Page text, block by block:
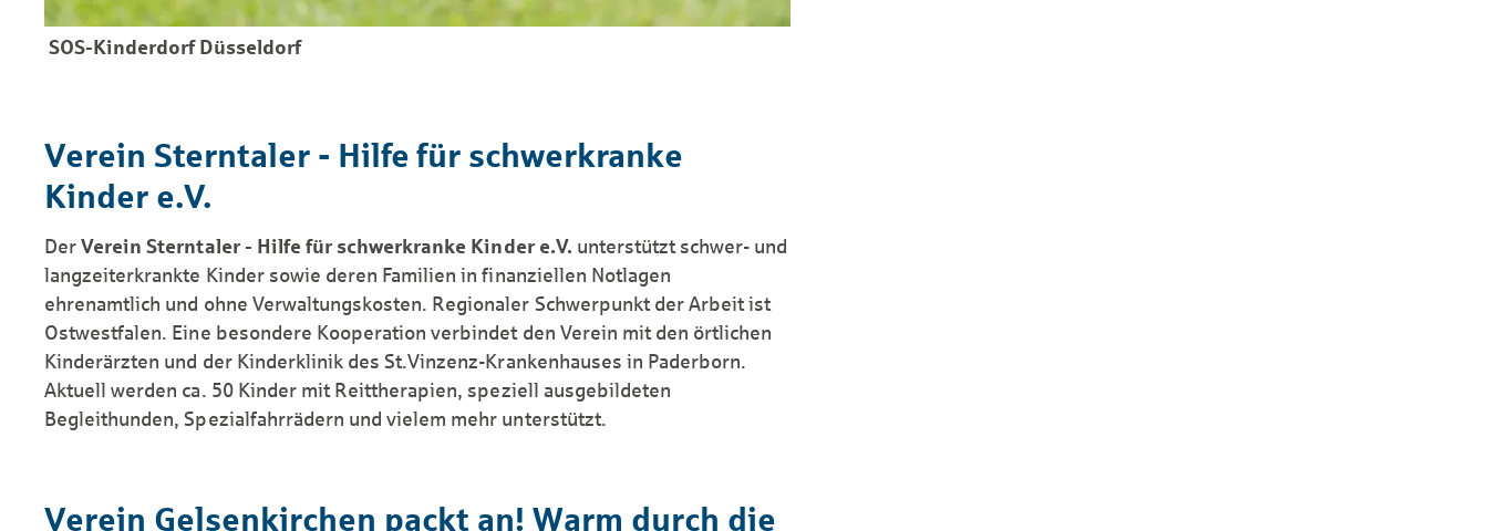
SOS-Kinderdorf Düsseldorf
Verein Sterntaler - Hilfe für schwerkranke
Kinder e.V.
DerVerein Sterntaler - Hilfe für schwerkranke Kinder e.V. unterstützt schwer- und
langzeiterkrankte Kinder sowie deren Familien in finanziellen Notlagen
ehrenamtlich und ohne Verwaltungskosten. Regionaler Schwerpunkt der Arbeit ist
Ostwestfalen. Eine besondere Kooperation verbindet den Verein mit den örtlichen
Kinderärzten und der Kinderklinik des St.Vinzenz-Krankenhauses in Paderborn.
Aktuell werden ca. 50 Kinder mit Reittherapien, speziell ausgebildeten
Begleithunden, Spezialfahrrädern und vielem mehr unterstützt.
Verein Gelsenkirchen packt an! Warm durch die